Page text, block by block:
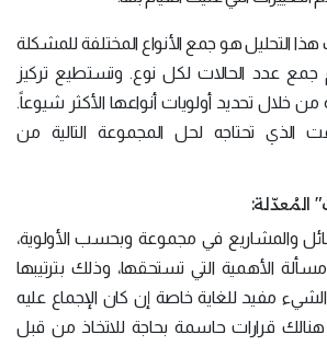
التحليل هو جمع الأنواع المختلفة للمشكلة
جمع عدد الحالات لكل نوع. وتستطيع تركيز
خلال تحديد أولويات أنواعها الأكثر شيوعاً.
الذي تحتاجه لحل المجموعة التالية من
والمشاريع في مجموعة وبحسب الأولوية،
الأهمية التي تستحقها، وذلك بترتيبها
مفيد للغاية خاصة إن كان الإجماع عليه
هنالك قرارات حاسمة بحاجة للاتخاذ من قبل